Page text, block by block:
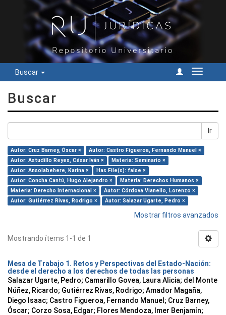
Buscar
Cambiar
Buscar
Ir
Autor: Cruz Barney, Óscar ×
Autor: Castro Figueroa, Fernando Manuel ×
Autor: Astudillo Reyes, César Iván ×
Materia: Seminario ×
Autor: Ansolabehere, Karina ×
Has File(s): false ×
Autor: Concha Cantú, Hugo Alejandro ×
Materia: Derechos Humanos ×
Materia: Derecho Internacional ×
Autor: Córdova Vianello, Lorenzo ×
Autor: Gutiérrez Rivas, Rodrigo ×
Autor: Salazar Ugarte, Pedro ×
Mostrar filtros avanzados
Mostrando ítems 1-1 de 1
Mesa de Trabajo 1. Retos y Perspectivas del Estado-Nación:
desde el derecho a los derechos de todas las personas
Salazar Ugarte, Pedro; Camarillo Govea, Laura Alicia; del Monte
Núñez, Ricardo; Gutiérrez Rivas, Rodrigo; Amador Magaña,
Diego Isaac; Castro Figueroa, Fernando Manuel ; Cruz Barney,
Óscar; Corzo Sosa, Edgar; Flores Mendoza, Imer Benjamín;